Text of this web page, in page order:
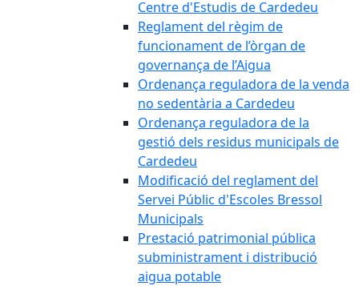
Centre d'Estudis de Cardedeu
Reglament del règim de
funcionament de l’òrgan de
governança de l’Aigua
Ordenança reguladora de la venda
no sedentària a Cardedeu
Ordenança reguladora de la
gestió dels residus municipals de
Cardedeu
Modificació del reglament del
Servei Públic d'Escoles Bressol
Municipals
Prestació patrimonial pública
subministrament i distribució
aigua potable